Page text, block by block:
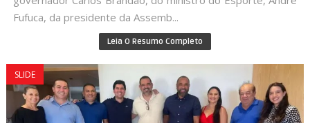
Fufuca, da presidente da Assemb...
Leia O Resumo Completo
SLIDE